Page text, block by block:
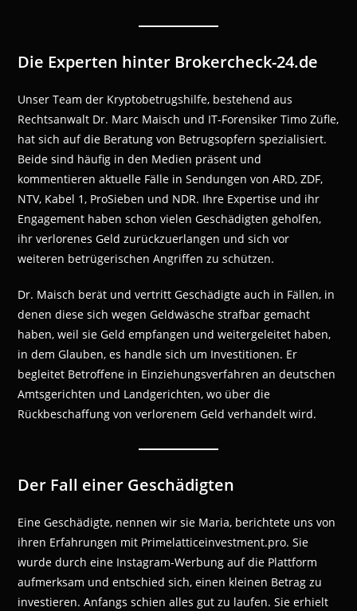
Die Experten hinter Brokercheck-24.de
Unser Team der Kryptobetrugshilfe, bestehend aus
Rechtsanwalt Dr. Marc Maisch und IT-Forensiker Timo Züfle,
hat sich auf die Beratung von Betrugsopfern spezialisiert.
Beide sind häufig in den Medien präsent und
kommentieren aktuelle Fälle in Sendungen von ARD, ZDF,
NTV, Kabel 1, ProSieben und NDR. Ihre Expertise und ihr
Engagement haben schon vielen Geschädigten geholfen,
ihr verlorenes Geld zurückzuerlangen und sich vor
weiteren betrügerischen Angriffen zu schützen.
Dr. Maisch berät und vertritt Geschädigte auch in Fällen, in
denen diese sich wegen Geldwäsche strafbar gemacht
haben, weil sie Geld empfangen und weitergeleitet haben,
in dem Glauben, es handle sich um Investitionen. Er
begleitet Betroffene in Einziehungsverfahren an deutschen
Amtsgerichten und Landgerichten, wo über die
Rückbeschaffung von verlorenem Geld verhandelt wird.
Der Fall einer Geschädigten
Eine Geschädigte, nennen wir sie Maria, berichtete uns von
ihren Erfahrungen mit Primelatticeinvestment.pro. Sie
wurde durch eine Instagram-Werbung auf die Plattform
aufmerksam und entschied sich, einen kleinen Betrag zu
investieren. Anfangs schien alles gut zu laufen. Sie erhielt